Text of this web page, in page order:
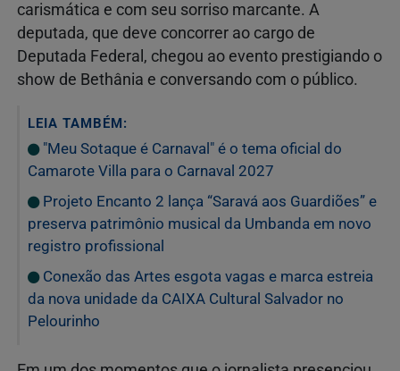
carismática e com seu sorriso marcante. A
deputada, que deve concorrer ao cargo de
Deputada Federal, chegou ao evento prestigiando o
show de Bethânia e conversando com o público.
LEIA TAMBÉM:
"Meu Sotaque é Carnaval" é o tema oficial do
Camarote Villa para o Carnaval 2027
Projeto Encanto 2 lança “Saravá aos Guardiões” e
preserva patrimônio musical da Umbanda em novo
registro profissional
Conexão das Artes esgota vagas e marca estreia
da nova unidade da CAIXA Cultural Salvador no
Pelourinho